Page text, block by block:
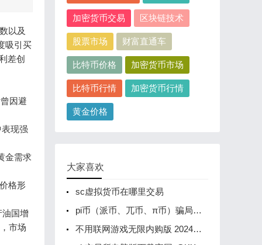
以及
吸引买
差创
因避
现强
金需求
格形
油国增
市场
加密货币交易 区块链技术
股票市场 财富直通车
比特币价格 加密货币市场
比特币行情 加密货币行情
黄金价格
大家喜欢
sc虚拟货币在哪里交易
pi币（派币、兀币、π币）骗局被央视曝光了，这就是个传销币！
不用联网游戏无限内购版 2024单机版游戏内购版大全